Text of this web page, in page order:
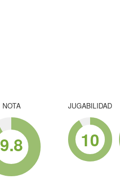
NOTA
9.8
JUGABILIDAD
10